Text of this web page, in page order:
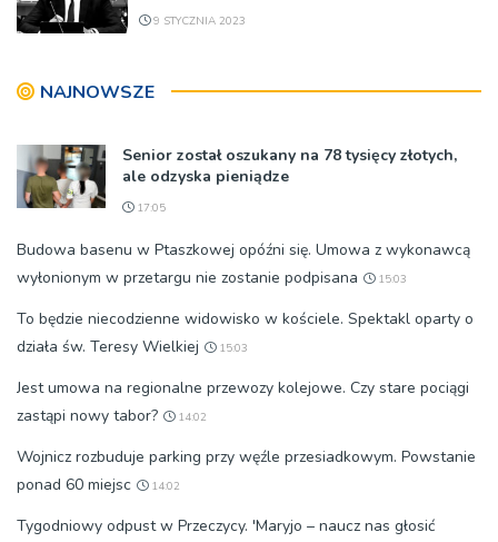
9 STYCZNIA 2023
NAJNOWSZE
Senior został oszukany na 78 tysięcy złotych,
ale odzyska pieniądze
17:05
Budowa basenu w Ptaszkowej opóźni się. Umowa z wykonawcą
wyłonionym w przetargu nie zostanie podpisana
15:03
To będzie niecodzienne widowisko w kościele. Spektakl oparty o
działa św. Teresy Wielkiej
15:03
Jest umowa na regionalne przewozy kolejowe. Czy stare pociągi
zastąpi nowy tabor?
14:02
Wojnicz rozbuduje parking przy węźle przesiadkowym. Powstanie
ponad 60 miejsc
14:02
Tygodniowy odpust w Przeczycy. 'Maryjo – naucz nas głosić